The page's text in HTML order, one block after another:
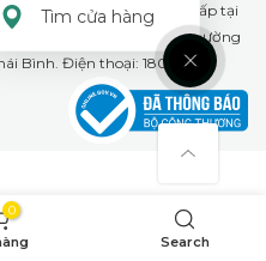
GPĐKKD: 1001268555 cấp tại
phòng: Số 79A Lê Lợi, phường
Bình. Điện thoại: 18008226
Tìm cửa hàng
0
Search